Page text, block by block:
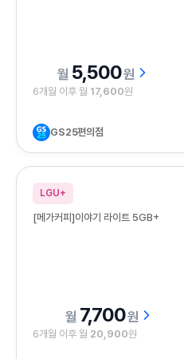
5,500원
6개월 이후 월 17,600원
GS25편의점
LGU+
[메가커피]이야기 라이트 5GB+
7,700원
6개월 이후 월 20,900원